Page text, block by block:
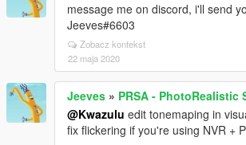
message me on discord, i'll send
Jeeves#6603
Zobacz kontekst
22 maja 2020
Jeeves » PRSA - PhotoRealistic
@Kwazulu edit tonemaping in
fix flickering if you're using NVR +